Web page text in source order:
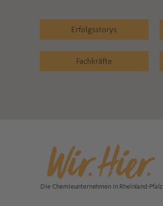
Erfolgsstorys
Fachkräfte
Die Chemieunternehmen in Rheinland-Pfalz